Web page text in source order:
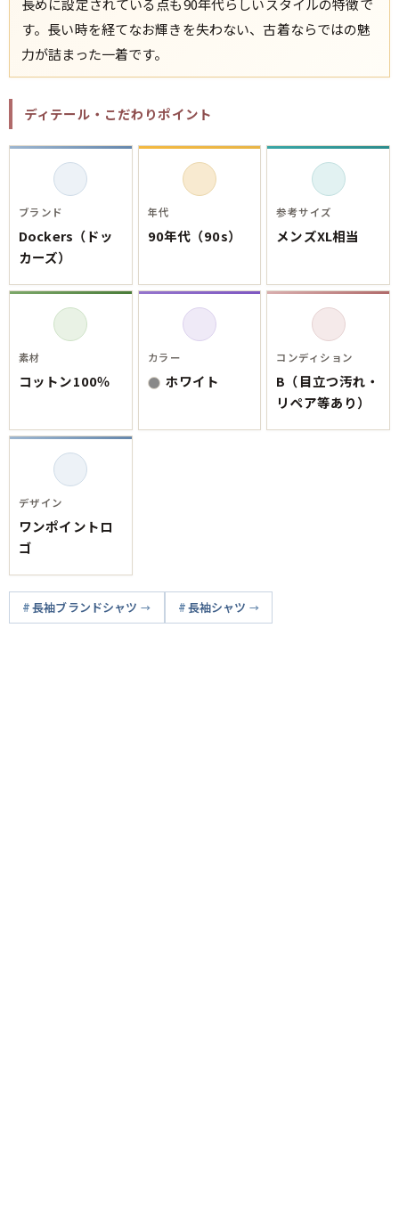
お客様の声
レビュー1万件突破
お気に入りリスト
会員登録
メルマガ登録
店舗一覧
古着卸売
特定商取引法に基づく表示
プライバシーポリシー
お問い合わせ
長めに設定されている点も90年代らしいスタイルの特徴で
す。長い時を経てなお輝きを失わない、古着ならではの魅
力が詰まった一着です。
ディテール・こだわりポイント
ブランド
Dockers（ドッ
カーズ）
年代
90年代（90s）
参考サイズ
メンズXL相当
素材
コットン100％
カラー
ホワイト
コンディション
B（目立つ汚れ・
リペア等あり）
デザイン
ワンポイントロ
ゴ
長袖ブランドシャツ 長袖シャツ